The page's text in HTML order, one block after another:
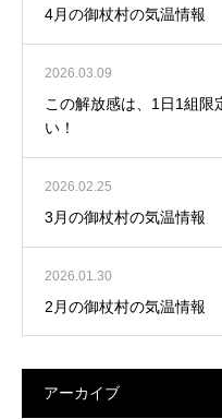
4月の御杖村の気温情報
2026.03.09
この解放感は、1日1組限
い！
2026.02.25
3月の御杖村の気温情報
2026.01.30
2月の御杖村の気温情報
アーカイブ